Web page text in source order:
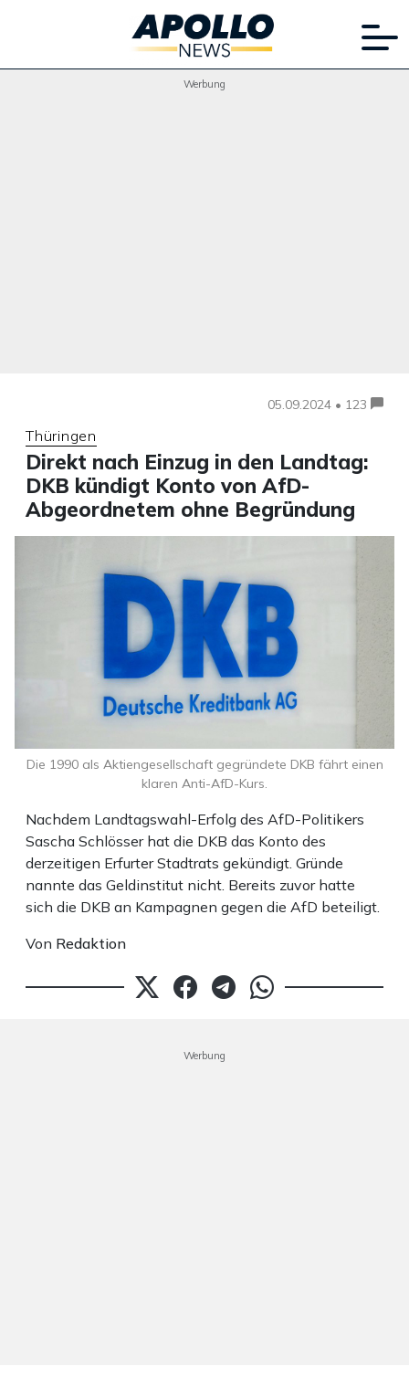
Werbung
05.09.2024 • 123
Thüringen
Direkt nach Einzug in den Landtag:
DKB kündigt Konto von AfD-
Abgeordnetem ohne Begründung
Nachdem Landtagswahl-Erfolg des AfD-Politikers
Sascha Schlösser hat die DKB das Konto des
derzeitigen Erfurter Stadtrats gekündigt. Gründe
nannte das Geldinstitut nicht. Bereits zuvor hatte
sich die DKB an Kampagnen gegen die AfD beteiligt.
Von Redaktion
Die 1990 als Aktiengesellschaft gegründete DKB fährt einen
klaren Anti-AfD-Kurs.
Werbung